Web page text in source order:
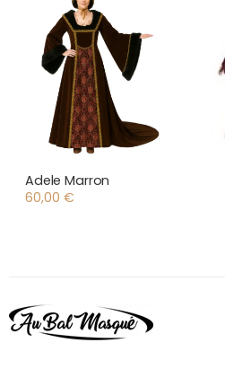
Adele Marron
60,00 €